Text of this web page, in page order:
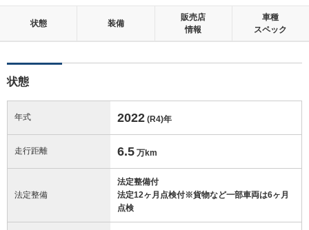
状態 装備
販売店
情報
車種
スペック
状態
年式 2022 (R4)年
走行距離 6.5 万km
法定整備
法定整備付
法定12ヶ月点検付※貨物など一部車両は6ヶ月
点検